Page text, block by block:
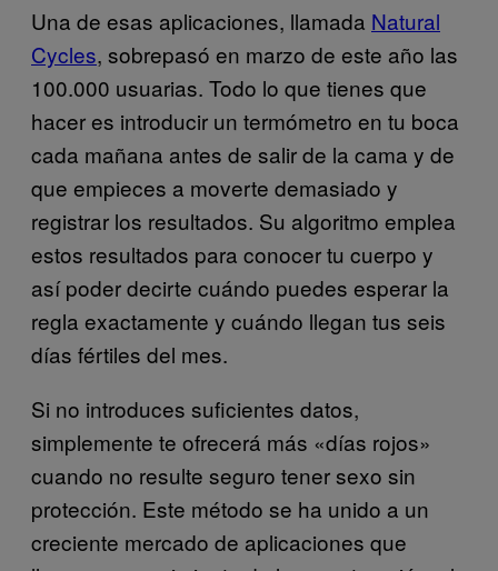
Una de esas aplicaciones, llamada Natural
Cycles, sobrepasó en marzo de este año las
100.000 usuarias. Todo lo que tienes que
hacer es introducir un termómetro en tu boca
cada mañana antes de salir de la cama y de
que empieces a moverte demasiado y
registrar los resultados. Su algoritmo emplea
estos resultados para conocer tu cuerpo y
así poder decirte cuándo puedes esperar la
regla exactamente y cuándo llegan tus seis
días fértiles del mes.
Si no introduces suficientes datos,
simplemente te ofrecerá más «días rojos»
cuando no resulte seguro tener sexo sin
protección. Este método se ha unido a un
creciente mercado de aplicaciones que